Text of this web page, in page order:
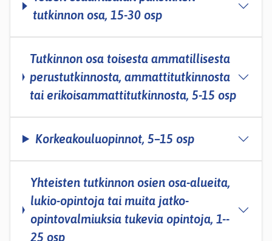
tutkinnon osa, 15-30 osp
Tutkinnon osa toisesta ammatillisesta
perustutkinnosta, ammattitutkinnosta
tai erikoisammattitutkinnosta, 5­-15 osp
Korkeakouluopinnot, 5–15 osp
Yhteisten tutkinnon osien osa-­alueita,
lukio-opintoja tai muita jatko-
opintovalmiuksia tukevia opintoja, 1-­
25 osp